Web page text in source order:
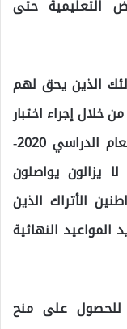
التعليمية حتى
الذين يحق لهم
خلال إجراء اختبار
اختيار الطلاب وتحديد المستوى في العام الدراسي 2020-
يزالون يواصلون
الأتراك الذين
النهائية
للحصول على منح